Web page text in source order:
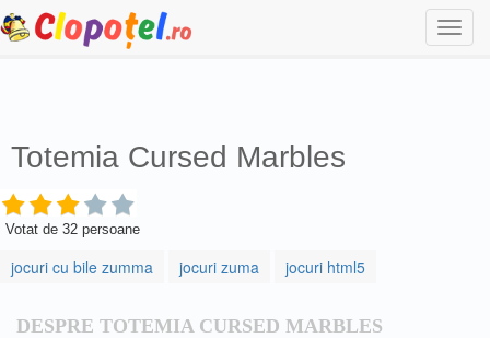
Totemia Cursed Marbles
Votat de 32 persoane
jocuri cu bile zumma jocuri zuma jocuri html5
DESPRE TOTEMIA CURSED MARBLES